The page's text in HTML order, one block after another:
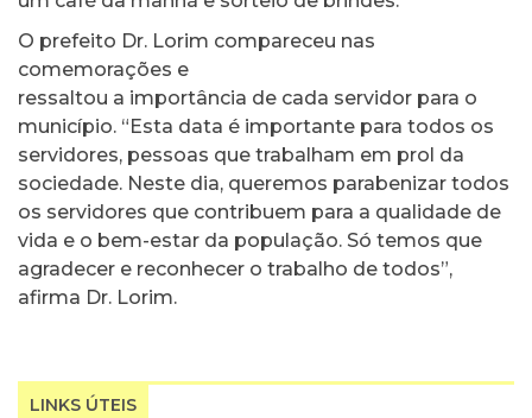
O prefeito Dr. Lorim compareceu nas
comemorações e
ressaltou a importância de cada servidor para o
município. “Esta data é importante para todos os
servidores, pessoas que trabalham em prol da
sociedade. Neste dia, queremos parabenizar todos
os servidores que contribuem para a qualidade de
vida e o bem-estar da população. Só temos que
agradecer e reconhecer o trabalho de todos”,
afirma Dr. Lorim.
LINKS ÚTEIS